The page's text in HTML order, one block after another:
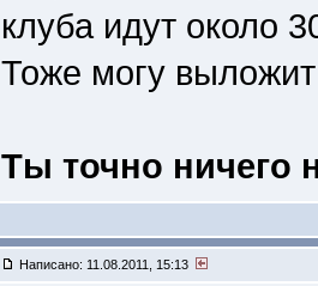
клуба идут около
Тоже могу
Ты точно ничего
Написано: 11.08.2011, 15:13